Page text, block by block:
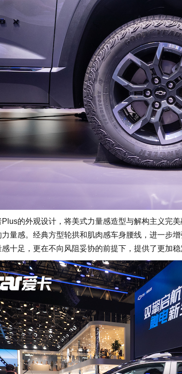
的外观设计，将美式力量感造型与解构主义完美
量感。经典方型轮拱和肌肉感车身腰线，进一步
十足，更在不向风阻妥协的前提下，提供了更加稳